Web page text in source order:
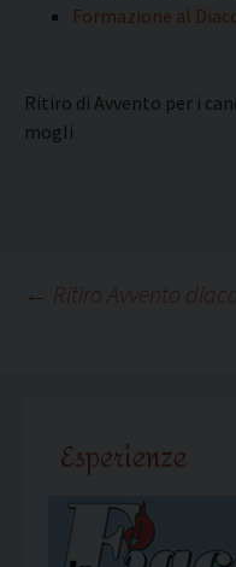
Formazione al
Ritiro di Avvento per i
mogli
← Ritiro Avvento
Esperienze